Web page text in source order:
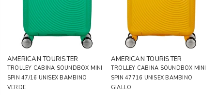
AMERICAN TOURISTER
TROLLEY CABINA SOUNDBOX MINI
SPIN 47/16 UNISEX BAMBINO
VERDE
AMERICAN TOURISTER
TROLLEY CABINA SOUNDBOX MINI
SPIN 47716 UNISEX BAMBINO
GIALLO